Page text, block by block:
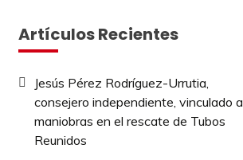
Artículos Recientes
Jesús Pérez Rodríguez-Urrutia,
consejero independiente, vinculado a
maniobras en el rescate de Tubos
Reunidos